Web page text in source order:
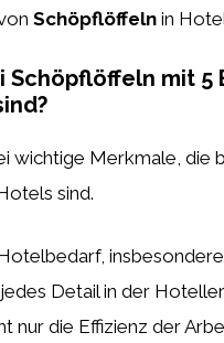
Schöpflöffeln in
Schöpflöffeln mit 5
wichtige Merkmale, die
sind.
Detail in der
nur die Effizienz der